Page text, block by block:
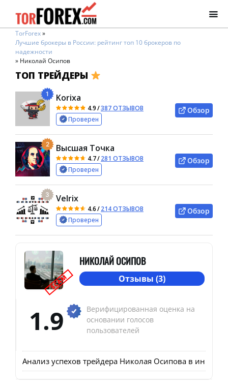
TorForex»
Лучшие брокеры в России: рейтинг топ 10 брокеров по
надежности
» Николай Осипов
ТОП ТРЕЙДЕРЫ
1 Korixa
4.9/387 ОТЗЫВОВ
Проверен
Обзор
2 Высшая Точка
4.7/281 ОТЗЫВОВ
Проверен
Обзор
3 Velrix
4.6/214 ОТЗЫВОВ
Проверен
Обзор
SCAM
НИКОЛАЙ ОСИПОВ
Отзывы (3)
1.9
Верифицированная оценка на
основании голосов
пользователей
Анализ успехов трейдера Николая Осипова в